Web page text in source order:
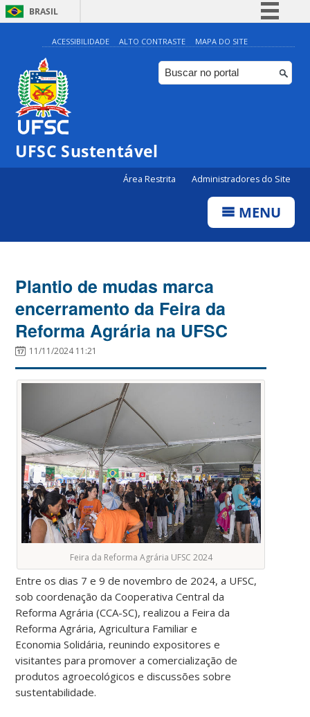
BRASIL
Simplifique!
Comunica BR
Participe
ACESSIBILIDADE ALTO CONTRASTE MAPA DO SITE
UFSC Sustentável
Área Restrita Administradores do Site
MENU
Plantio de mudas marca
encerramento da Feira da
Reforma Agrária na UFSC
11/11/2024 11:21
Feira da Reforma Agrária UFSC 2024
Entre os dias 7 e 9 de novembro de 2024, a UFSC,
sob coordenação da Cooperativa Central da
Reforma Agrária (CCA-SC), realizou a Feira da
Reforma Agrária, Agricultura Familiar e
Economia Solidária, reunindo expositores e
visitantes para promover a comercialização de
produtos agroecológicos e discussões sobre
sustentabilidade.